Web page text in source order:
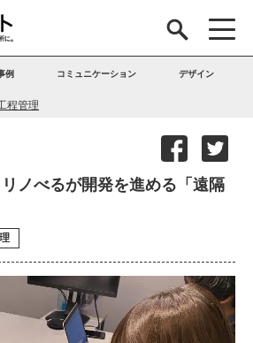
例 コミュニケーション デザイン
程管理
ノべるが開発を進める「遠隔